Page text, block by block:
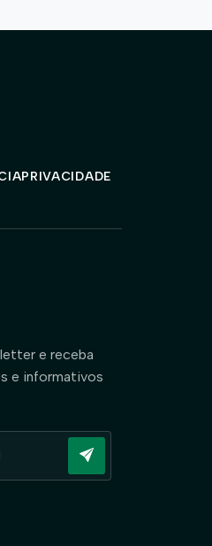
PRIVACIDADE
e receba
e informativos